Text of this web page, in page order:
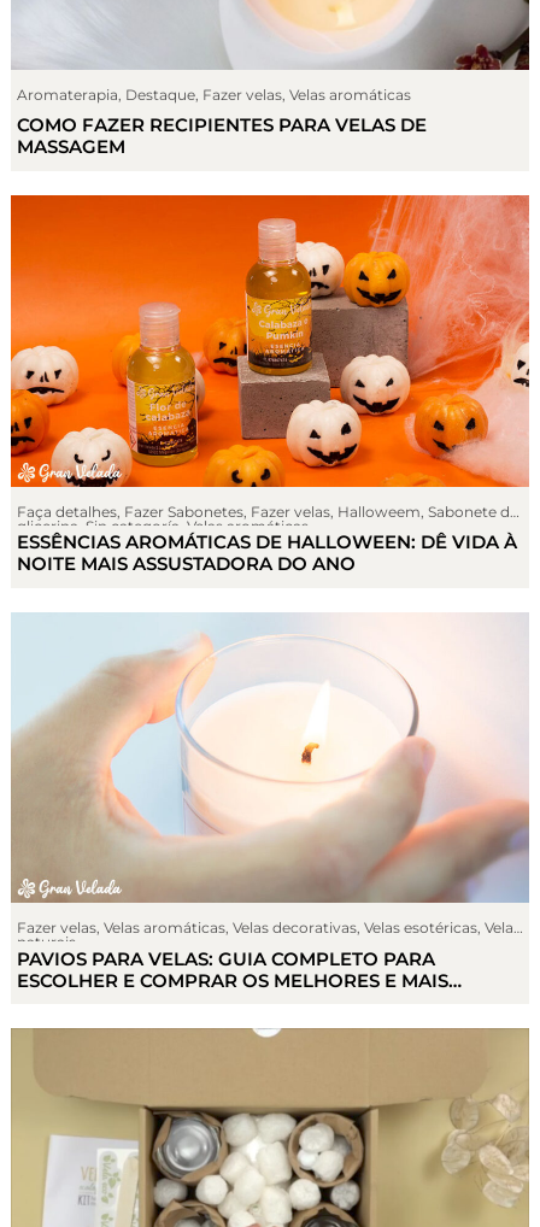
Aromaterapia Destaque Fazer velas Velas aromáticas
COMO FAZER RECIPIENTES PARA VELAS DE
MASSAGEM
Faça detalhes Fazer Sabonetes Fazer velas Halloweem Sabonete de
glicerina Sin categoría Velas aromáticas
ESSÊNCIAS AROMÁTICAS DE HALLOWEEN: DÊ VIDA À
NOITE MAIS ASSUSTADORA DO ANO
Fazer velas, Velas aromáticas, Velas decorativas, Velas esotéricas, Velas
naturais
PAVIOS PARA VELAS: GUIA COMPLETO PARA
ESCOLHER E COMPRAR OS MELHORES E MAIS